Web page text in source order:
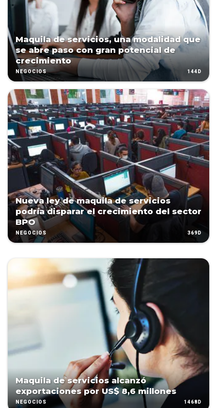
Maquila de servicios, una modalidad que
se abre paso con gran potencial de
crecimiento
NEGOCIOS 144D
Nueva ley de maquila de servicios
podría disparar el crecimiento del sector
BPO
NEGOCIOS 369D
Maquila de servicios alcanzó
exportaciones por US$ 8,6 millones
NEGOCIOS 1468D